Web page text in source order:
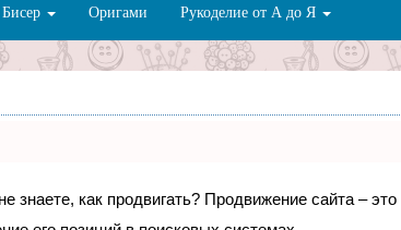
Бисер Оригами Рукоделие от А до Я
знаете, как продвигать? Продвижение сайта –